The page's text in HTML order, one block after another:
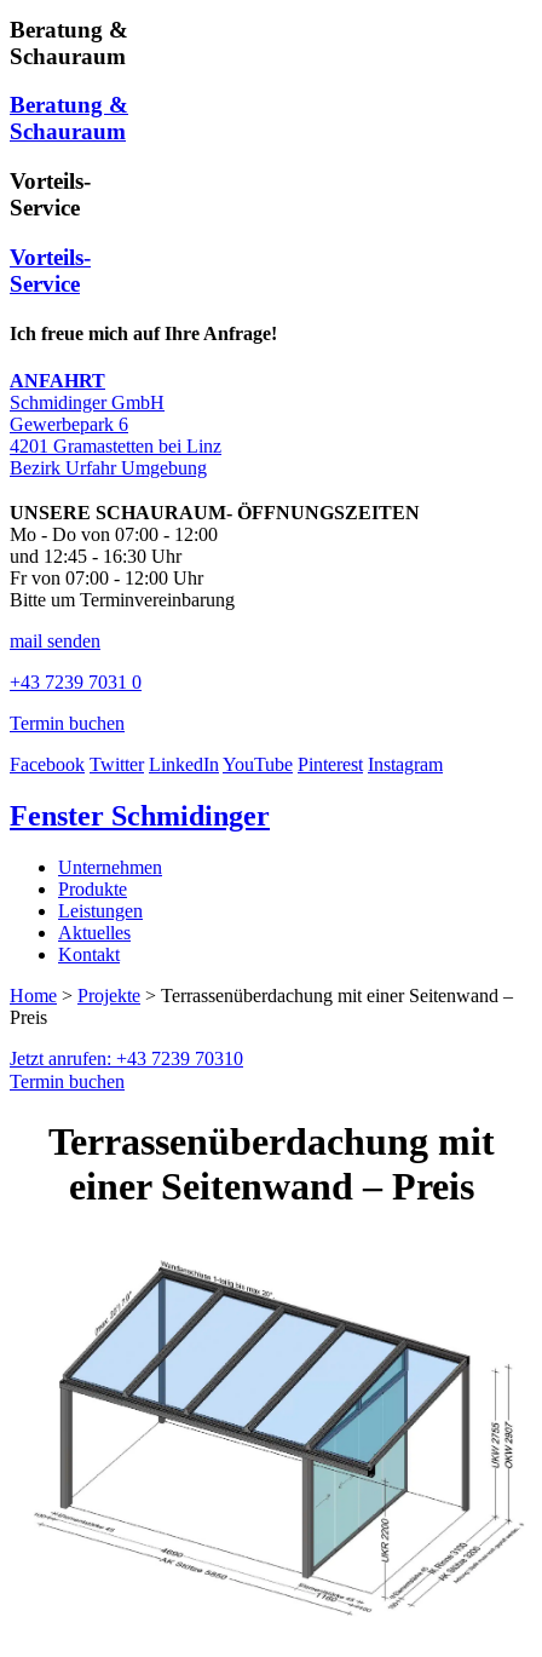
Beratung &
Schauraum
Beratung &
Schauraum
Vorteils-
Service
Vorteils-
Service
Ich freue mich auf Ihre Anfrage!
ANFAHRT
Schmidinger GmbH
Gewerbepark 6
4201 Gramastetten bei Linz
Bezirk Urfahr Umgebung
UNSERE SCHAURAUM- ÖFFNUNGSZEITEN
Mo - Do von 07:00 - 12:00
und 12:45 - 16:30 Uhr
Fr von 07:00 - 12:00 Uhr
Bitte um Terminvereinbarung
mail senden
+43 7239 7031 0
Termin buchen
Facebook Twitter LinkedInYouTube Pinterest Instagram
Fenster Schmidinger
Unternehmen
Produkte
Leistungen
Aktuelles
Kontakt
Home > Projekte > Terrassenüberdachung mit einer Seitenwand –
Preis
Jetzt anrufen: +43 7239 70310
Termin buchen
Terrassenüberdachung mit
einer Seitenwand – Preis